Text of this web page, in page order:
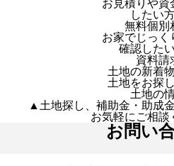
お見積りや資
したい
無料個別
お家でじっく
確認した
資料請
土地の新着
土地をお探
土地の
▲土地探し、補助金・助成
お気軽にご相談
お問い